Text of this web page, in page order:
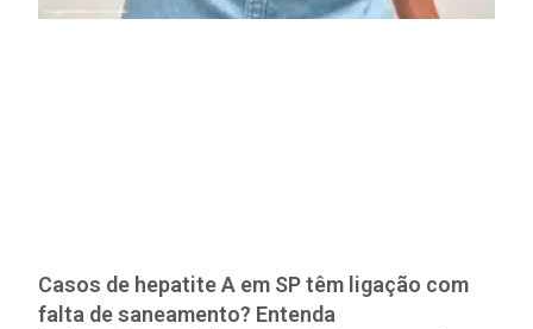
Casos de hepatite A em SP têm ligação com
falta de saneamento? Entenda